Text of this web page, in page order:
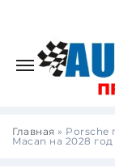
Главная » Porsche
Macan на 2028 год